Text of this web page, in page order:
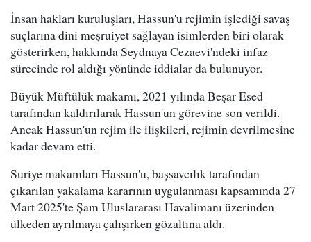
İnsan hakları kuruluşları, Hassun'u rejimin işlediği savaş
suçlarına dini meşruiyet sağlayan isimlerden biri olarak
gösterirken, hakkında Seydnaya Cezaevi'ndeki infaz
sürecinde rol aldığı yönünde iddialar da bulunuyor.
Büyük Müftülük makamı, 2021 yılında Beşar Esed
tarafından kaldırılarak Hassun'un görevine son verildi.
Ancak Hassun'un rejim ile ilişkileri, rejimin devrilmesine
kadar devam etti.
Suriye makamları Hassun'u, başsavcılık tarafından
çıkarılan yakalama kararının uygulanması kapsamında 27
Mart 2025'te Şam Uluslararası Havalimanı üzerinden
ülkeden ayrılmaya çalışırken gözaltına aldı.